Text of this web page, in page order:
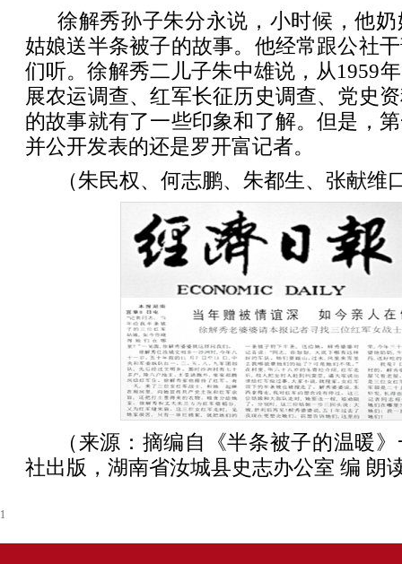
徐解秀孙子朱分永说，小时候，他
姑娘送半条被子的故事。他经常跟公社
们听。徐解秀二儿子朱中雄说，从1959
展农运调查、红军长征历史调查、党史
的故事就有了一些印象和了解。但是，
并公开发表的还是罗开富记者。
（朱民权、何志鹏、朱都生、张献维
（来源：摘编自《半条被子的温暖
社出版，湖南省汝城县史志办公室 编 朗
1